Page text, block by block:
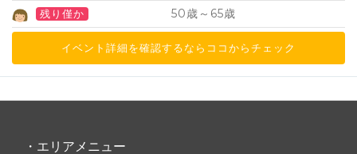
残り僅か 50歳～ 65歳
イベント詳細を確認するならココからチェック
・エリアメニュー